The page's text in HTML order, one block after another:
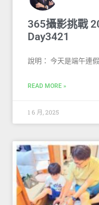
365攝影挑戰
Day3421
說明： 今天是端午連
READ MORE »
1 6 月, 2025